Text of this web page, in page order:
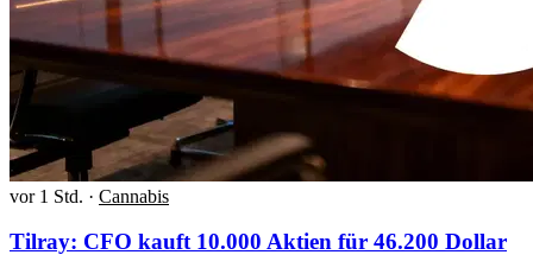
vor 1 Std. · Cannabis
Tilray: CFO kauft 10.000 Aktien für 46.200 Dollar